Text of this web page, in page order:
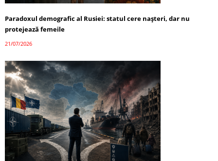
Paradoxul demografic al Rusiei: statul cere nașteri, dar nu
protejează femeile
21/07/2026